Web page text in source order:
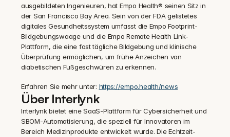
ausgebildeten Ingenieuren, hat Empo Health® seinen Sitz in
der San Francisco Bay Area. Sein von der FDA gelistetes
digitales Gesundheitssystem umfasst die Empo Footprint-
Bildgebungswaage und die Empo Remote Health Link-
Plattform, die eine fast tägliche Bildgebung und klinische
Überprüfung ermöglichen, um frühe Anzeichen von
diabetischen Fußgeschwüren zu erkennen.
Erfahren Sie mehr unter: https://empo.health/news
Über Interlynk
Interlynk bietet eine SaaS-Plattform für Cybersicherheit und
SBOM-Automatisierung, die speziell für Innovatoren im
Bereich Medizinprodukte entwickelt wurde. Die Echtzeit-